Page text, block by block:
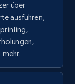
and
über
ausführen,
mehr.